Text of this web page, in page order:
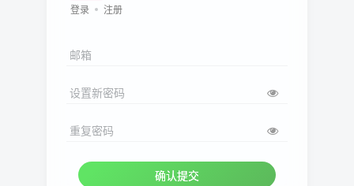
登录 注册
邮箱
设置新密码
重复密码
确认提交